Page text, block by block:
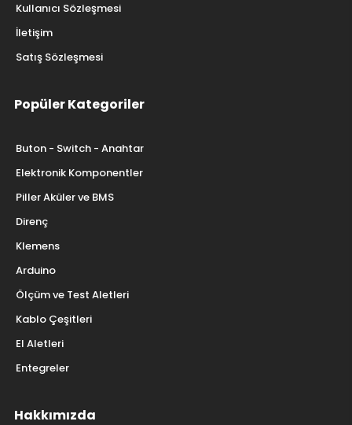
Kullanıcı Sözleşmesi
İletişim
Satış Sözleşmesi
Popüler Kategoriler
Buton - Switch - Anahtar
Elektronik Komponentler
Piller Aküler ve BMS
Direnç
Klemens
Arduino
Ölçüm ve Test Aletleri
Kablo Çeşitleri
El Aletleri
Entegreler
Hakkımızda